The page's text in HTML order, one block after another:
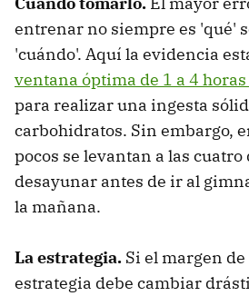
entrenar no siempre es 'qué'
'cuándo'. Aquí la evidencia
ventana óptima de 1 a 4
para realizar una ingesta
carbohidratos. Sin embargo,
pocos se levantan a las
desayunar antes de ir al
la mañana.
La estrategia. Si el margen
estrategia debe cambiar